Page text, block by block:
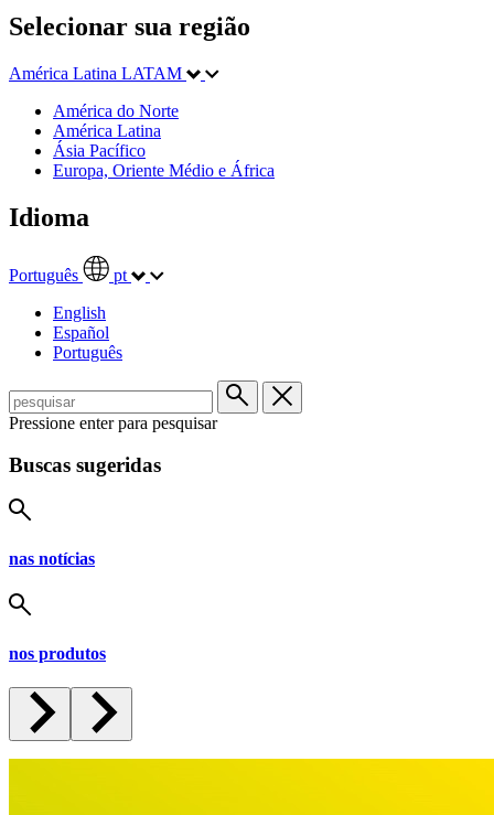
Selecionar sua região
América Latina LATAM
América do Norte
América Latina
Ásia Pacífico
Europa, Oriente Médio e África
Idioma
Português
pt
English
Español
Português
Pressione enter para pesquisar
Buscas sugeridas
nas notícias
nos produtos